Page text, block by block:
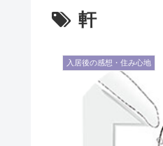
軒
入居後の感想・住み心地